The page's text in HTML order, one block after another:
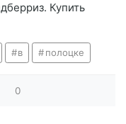
Купить
в полоцке
0